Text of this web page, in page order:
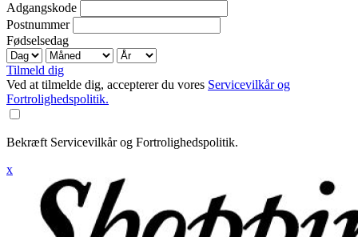
Adgangskode
Postnummer
Fødselsedag
Tilmeld dig
Ved at tilmelde dig, accepterer du vores Servicevilkår og
Fortrolighedspolitik.
Bekræft Servicevilkår og Fortrolighedspolitik.
x